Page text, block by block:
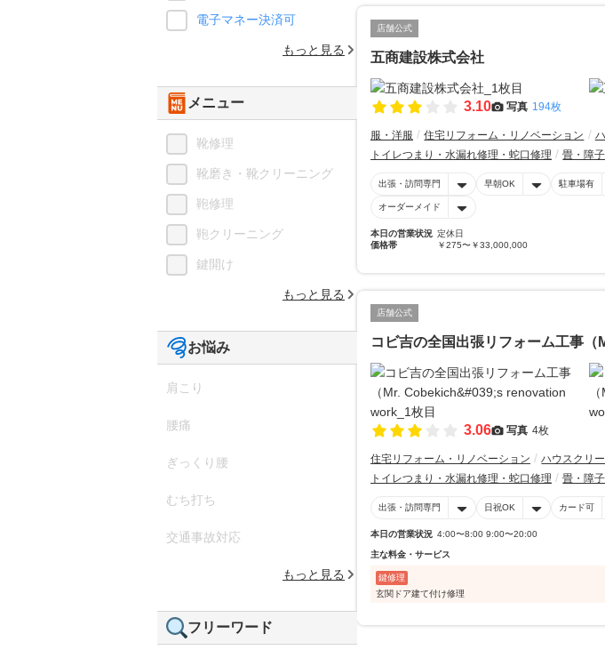
店舗公式
五商建設株式会社
3.10 写真 194枚
服・洋服 住宅リフォーム・リノベーション
トイレつまり・水漏れ修理・蛇口修理
畳・障
出張・訪問専門 早朝OK 駐車場有
オーダーメイド
本日の営業状況 定休日
価格帯
￥275〜￥33,000,000
店舗公式
コビ吉の全国出張リフォーム工事
3.06 写真 4枚
住宅リフォーム・リノベーション ハウスクリ
トイレつまり・水漏れ修理・蛇口修理
畳・障
出張・訪問専門 日祝OK カード可
本日の営業状況 4:00〜8:00 9:00〜20:00
主な料金・サービス
鍵修理
玄関ドア建て付け修理
電子マネー決済可
もっと見る
メニュー
靴修理
靴磨き・靴クリーニング
鞄修理
鞄クリーニング
鍵開け
もっと見る
お悩み
肩こり
腰痛
ぎっくり腰
むち打ち
交通事故対応
もっと見る
フリーワード